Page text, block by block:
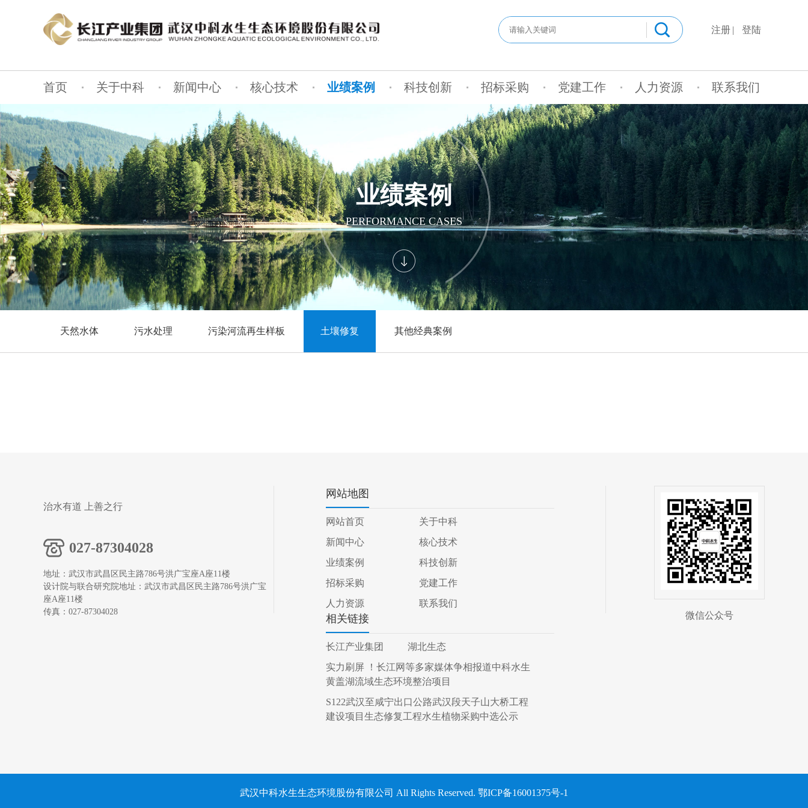
注册 登陆
首页 关于中科 新闻中心 核心技术 业绩案例 科技创新 招标采购 党建工作 人力资源 联系我们
业绩案例
PERFORMANCE CASES
天然水体 污水处理 污染河流再生样板 土壤修复 其他经典案例
治水有道 上善之行
027-87304028
地址：武汉市武昌区民主路786号洪广宝座A座11楼
设计院与联合研究院地址：武汉市武昌区民主路786号洪广宝
座A座11楼
传真：027-87304028
网站地图
网站首页
关于中科
新闻中心
核心技术
业绩案例
科技创新
招标采购
党建工作
人力资源
联系我们
相关链接
长江产业集团
湖北生态
实力刷屏 ！长江网等多家媒体争相报道中科水生
黄盖湖流域生态环境整治项目
S122武汉至咸宁出口公路武汉段天子山大桥工程
建设项目生态修复工程水生植物采购中选公示
微信公众号
武汉中科水生生态环境股份有限公司 All Rights Reserved. 鄂ICP备16001375号-1